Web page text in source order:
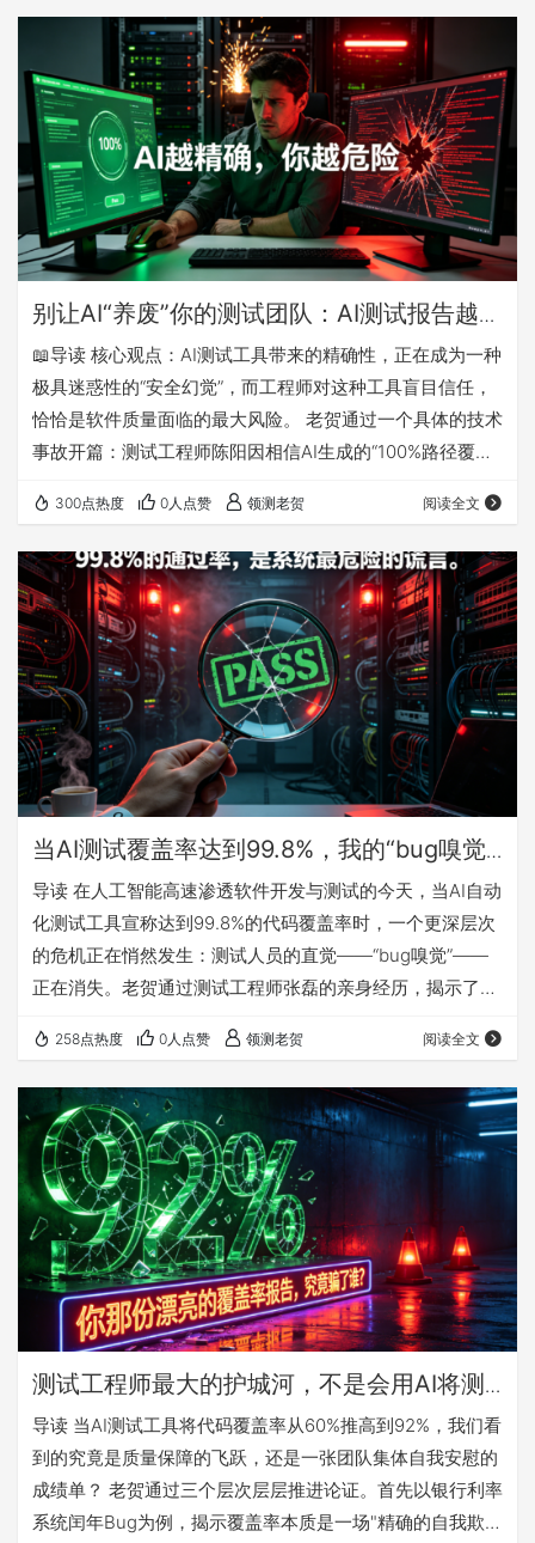
看结果、不看路径。用户点“满意”的背后，模型可能正在用3
倍的算力、充满幻觉的推理链路去“作弊”达成目标。 第二
层：这种依赖正在导致什么后果？ GitLab全球宕机8小时的
案例说明：体验指标天然回…
别让AI“养废”你的测试团队：AI测试报告越
“完美”，你的系统离崩溃越近
📖导读 核心观点：AI测试工具带来的精确性，正在成为一种
极具迷惑性的“安全幻觉”，而工程师对这种工具盲目信任，
恰恰是软件质量面临的最大风险。 老贺通过一个具体的技术
事故开篇：测试工程师陈阳因相信AI生成的“100%路径覆
辑无法覆盖的“荒谬组合”，最终导致生产环境崩溃。这个案
例的核心问题是——AI的精确性并非能力的证明，而是缺陷
的伪装。 随后，老贺剖析了测试工程师在陷入这种“安全幻
觉”后通常会采取的三种“自救”策略，并一一指出其谬误： 加
大AI算力投入 ：这…
300点热度 0人点赞 领测老贺 阅读全文
当AI测试覆盖率达到99.8%，我的“bug嗅觉”
却消失了
导读 在人工智能高速渗透软件开发与测试的今天，当AI自动
化测试工具宣称达到99.8%的代码覆盖率时，一个更深层次
的危机正在悄然发生：测试人员的直觉——“bug嗅觉”——
正在消失。老贺通过测试工程师张磊的亲身经历，揭示了一
的同时，也在无形中“驯化”了人类专家，导致他们从“主动怀
疑”的探索者退化为“被动接收报告”的审查员。 老贺并非否定
AI的价值，而是警示一种危险的“能力让渡”。当AI生成的测
试用例专注于覆盖所有“已知路径”时，那些潜藏在业务逻辑
边缘、时序竞态、数据…
258点热度 0人点赞 领测老贺 阅读全文
测试工程师最大的护城河，不是会用AI将测
试覆盖率飙到92%，而是敢问那句"文档没写
的测试了吗"？
导读 当AI测试工具将代码覆盖率从60%推高到92%，我们看
到的究竟是质量保障的飞跃，还是一张团队集体自我安慰的
成绩单？ 老贺通过三个层次层层推进论证。首先以银行利率
系统闰年Bug为例，揭示覆盖率本质是一场"精确的自我欺